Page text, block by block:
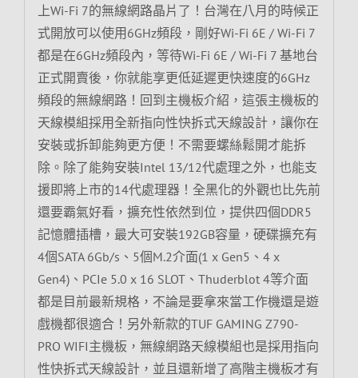
上Wi-Fi 7的無線網路晶片了！台灣在八月的時候正
式開放可以使用6GHz頻段，剛好Wi-Fi 6E / Wi-Fi 7
都是在6GHz頻段內，等待Wi-Fi 6E / Wi-Fi 7 基地台
正式開賣後，你就能享更低延遲更快速度的6GHz
頻段的無線網路！回到主機板介紹，這張主機板的
天線模組採用全新指向性快拆式天線設計，讓你在
安裝或拆卸能夠更方便！不需要螺絲鬆開才能拆
除。除了能夠安裝Intel 13/12代處理之外，也能支
援即將上市的14代處理器！全黑化的外觀也比先前
還要霸氣好看，擴充性依然到位，提供四個DDR5
記憶體插槽，最大可安裝192GB容量，硬碟擴充有
4個SATA 6Gb/s、5個M.2介面(1 x Gen5、4 x
Gen4)、PCIe 5.0 x 16 SLOT、Thuderblot 4等介面
都是目前最新規格，不論是要拿來當工作機還是遊
戲機都很適合！另外新款的TUF GAMING Z790-
PRO WIFI主機板，無線網路天線模組也是採用指向
性快拆式天線設計，並且還新增了高階主機板才有